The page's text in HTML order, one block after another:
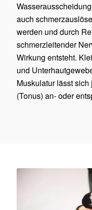
auch
werden und durch
schmerzleitender
Wirkung entsteht.
und
Muskulatur lässt
(Tonus) an- oder